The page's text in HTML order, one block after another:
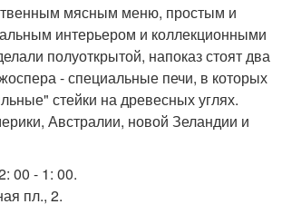
мясным меню, простым и
интерьером и коллекционными
полуоткрытой, напоказ стоят два
- специальные печи, в которых
стейки на древесных углях.
Австралии, новой Зеландии и
00 - 1: 00.
пл., 2.